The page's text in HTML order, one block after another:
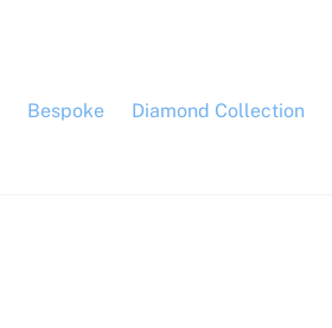
Bespoke Diamond Collection